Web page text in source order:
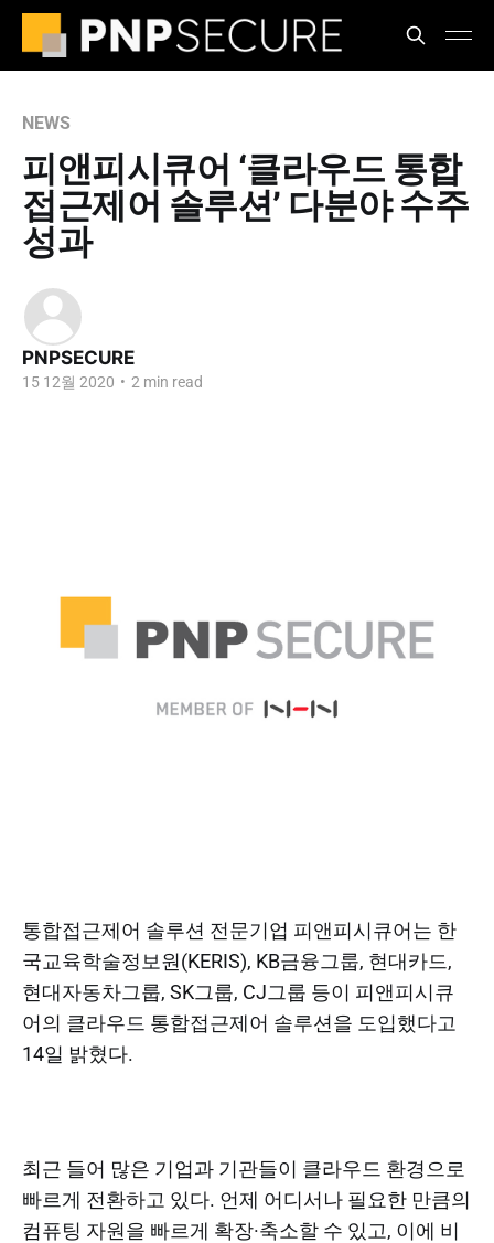
NEWS
피앤피시큐어 ‘클라우드 통합
접근제어 솔루션’ 다분야 수주
성과
PNPSECURE
15 12월 2020 • 2 min read
통합접근제어 솔루션 전문기업 피앤피시큐어는 한
국교육학술정보원(KERIS), KB금융그룹, 현대카드,
현대자동차그룹, SK그룹, CJ그룹 등이 피앤피시큐
어의 클라우드 통합접근제어 솔루션을 도입했다고
14일 밝혔다.
최근 들어 많은 기업과 기관들이 클라우드 환경으로
빠르게 전환하고 있다. 언제 어디서나 필요한 만큼의
컴퓨팅 자원을 빠르게 확장·축소할 수 있고, 이에 비